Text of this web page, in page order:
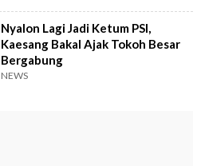
Nyalon Lagi Jadi Ketum PSI,
Kaesang Bakal Ajak Tokoh Besar
Bergabung
NEWS